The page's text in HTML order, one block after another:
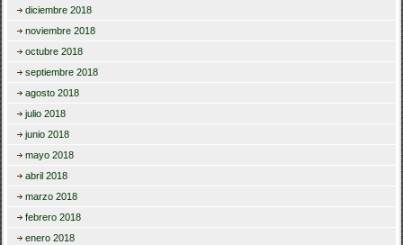
diciembre 2018
noviembre 2018
octubre 2018
septiembre 2018
agosto 2018
julio 2018
junio 2018
mayo 2018
abril 2018
marzo 2018
febrero 2018
enero 2018